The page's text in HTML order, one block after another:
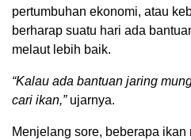
pertumbuhan ekonomi, atau
berharap suatu hari ada
melaut lebih baik.
“Kalau ada bantuan jaring
cari ikan,”ujarnya.
Menjelang sore, beberapa